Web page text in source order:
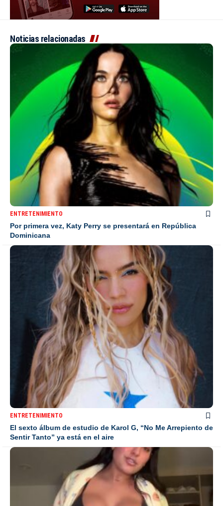
Noticias relacionadas
ENTRETENIMIENTO
Por primera vez, Katy Perry se presentará en República
Dominicana
ENTRETENIMIENTO
El sexto álbum de estudio de Karol G, “No Me Arrepiento de
Sentir Tanto” ya está en el aire